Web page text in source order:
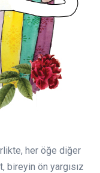
her öğe diğer
ön yargısız